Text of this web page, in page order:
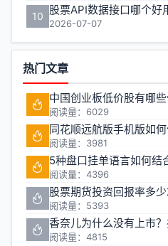
10
2026-07-07
热门文章
中国创业板低价股有哪
阅读量：6029
同花顺远航版手机版如何
阅读量：3981
5种盘口挂单语言如何结
阅读量：4396
股票期货投资回报率多
阅读量：5393
阅读量：4815